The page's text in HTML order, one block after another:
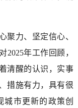
聚力、坚定信心、
年工作回顾，
清醒的认识，实事
措施有力，具有很
市更新的政策创